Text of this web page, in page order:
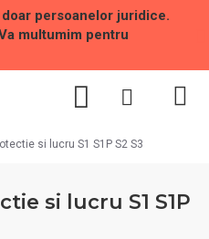
persoanelor juridice.
multumim pentru
si lucru S1 S1P S2 S3
si lucru S1 S1P